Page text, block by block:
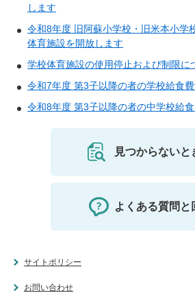
します
令和8年度 旧阿蘇小学校・旧米本小学
体育施設を開放します
学校体育施設の使用停止および制限に
令和7年度 第3子以降の者の学校給食
令和8年度 第3子以降の者の中学校給
見つからないと
よくある質問と
サイトポリシー
お問い合わせ